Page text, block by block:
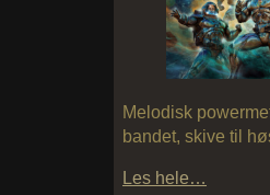
Melodisk
bandet, skive til
Les hele…